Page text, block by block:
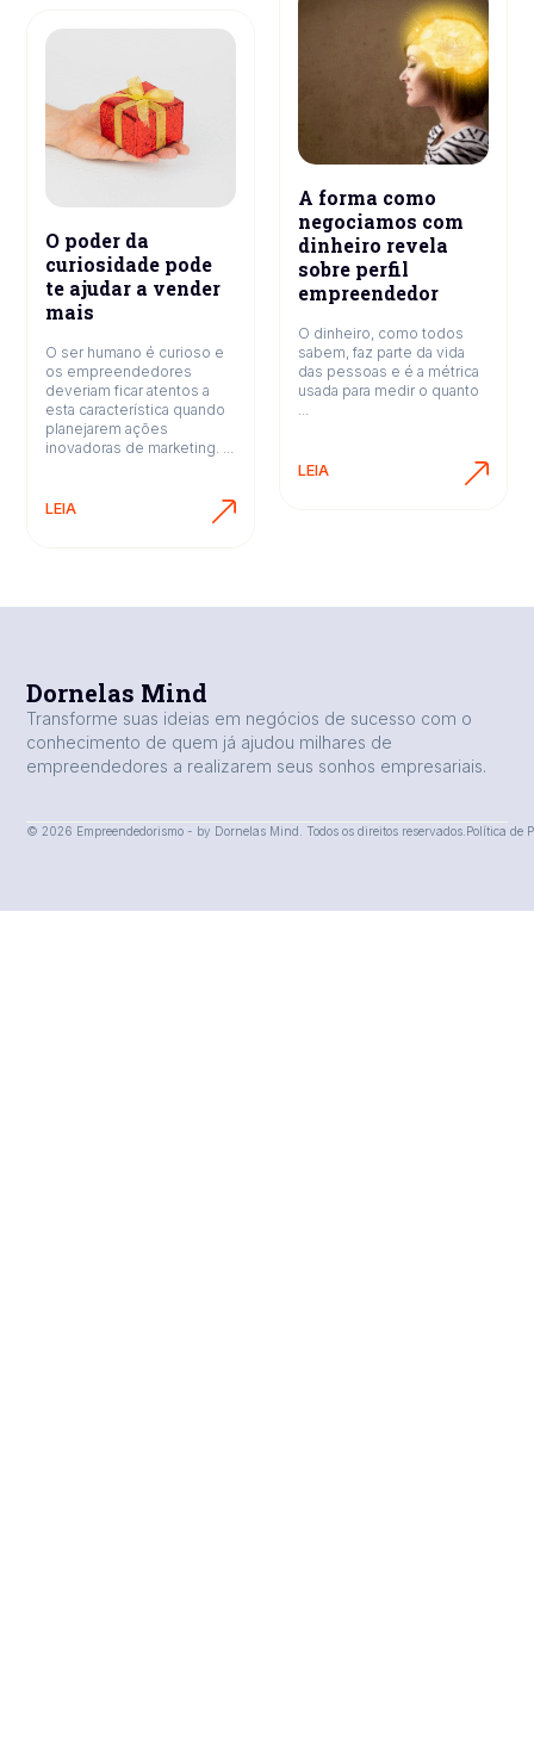
A forma como
negociamos com
dinheiro revela
sobre perfil
empreendedor
O dinheiro, como todos
sabem, faz parte da vida
das pessoas e é a métrica
usada para medir o quanto
...
LEIA
O poder da
curiosidade pode
te ajudar a vender
mais
O ser humano é curioso e
os empreendedores
deveriam ficar atentos a
esta característica quando
planejarem ações
inovadoras de marketing. ...
LEIA
Dornelas Mind
Transforme suas ideias em negócios de sucesso com o
conhecimento de quem já ajudou milhares de
empreendedores a realizarem seus sonhos empresariais.
© 2026 Empreendedorismo - by Dornelas Mind. Todos os direitos reservados. Política de